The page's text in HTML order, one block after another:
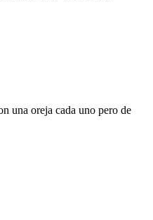
una oreja cada uno pero de